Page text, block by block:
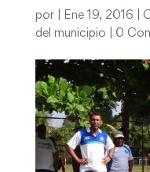
por Ene 19, 2016
del municipio
0